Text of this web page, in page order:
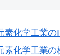
素化学工業の
素化学工業の